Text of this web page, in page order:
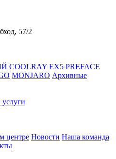
57/2
COOLRAY EX5 PREFACE
MONJARO Архивные
центре Новости Наша команда